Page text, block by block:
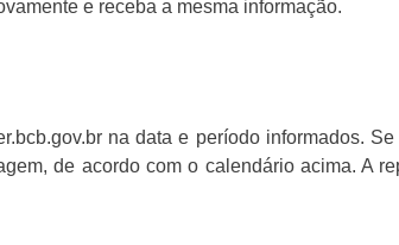
e receba a mesma informação.
na data e período informados.
de acordo com o calendário acima. A